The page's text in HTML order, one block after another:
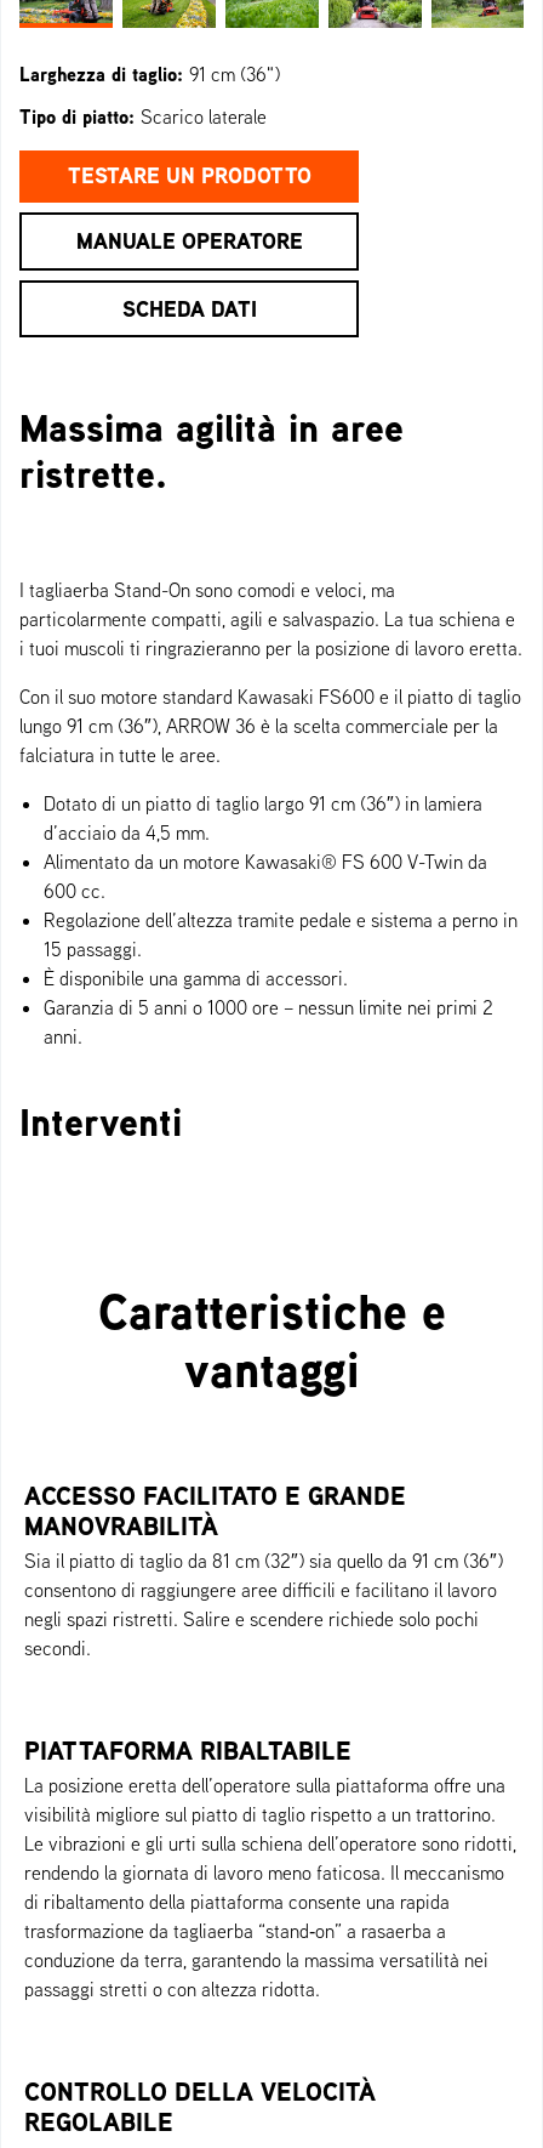
TESTARE UN PRODOTTO
MANUALE OPERATORE
SCHEDA DATI
Larghezza di taglio: 91 cm (36")
Tipo di piatto: Scarico laterale
Massima agilità in aree
ristrette.
I tagliaerba Stand-On sono comodi e veloci, ma
particolarmente compatti, agili e salvaspazio. La tua schiena e
i tuoi muscoli ti ringrazieranno per la posizione di lavoro eretta.
Con il suo motore standard Kawasaki FS600 e il piatto di taglio
lungo 91 cm (36″), ARROW 36 è la scelta commerciale per la
falciatura in tutte le aree.
Dotato di un piatto di taglio largo 91 cm (36″) in lamiera
d’acciaio da 4,5 mm.
Alimentato da un motore Kawasaki® FS 600 V-Twin da
600 cc.
Regolazione dell’altezza tramite pedale e sistema a perno in
15 passaggi.
È disponibile una gamma di accessori.
Garanzia di 5 anni o 1000 ore – nessun limite nei primi 2
anni.
Interventi
Caratteristiche e
vantaggi
ACCESSO FACILITATO E GRANDE
MANOVRABILITÀ
Sia il piatto di taglio da 81 cm (32″) sia quello da 91 cm (36″)
consentono di raggiungere aree difficili e facilitano il lavoro
negli spazi ristretti. Salire e scendere richiede solo pochi
secondi.
PIATTAFORMA RIBALTABILE
La posizione eretta dell’operatore sulla piattaforma offre una
visibilità migliore sul piatto di taglio rispetto a un trattorino.
Le vibrazioni e gli urti sulla schiena dell’operatore sono ridotti,
rendendo la giornata di lavoro meno faticosa. Il meccanismo
di ribaltamento della piattaforma consente una rapida
trasformazione da tagliaerba “stand‑on” a rasaerba a
conduzione da terra, garantendo la massima versatilità nei
passaggi stretti o con altezza ridotta.
CONTROLLO DELLA VELOCITÀ
REGOLABILE